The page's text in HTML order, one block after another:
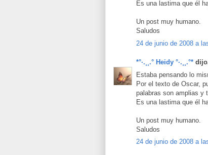
Es una lastima que él
Un post muy humano.
Saludos
24 de junio de 2008 a
*°·.¸¸.° Heidy °·.¸¸.°*
Estaba pensando lo
Por el texto de Oscar,
palabras son amplias y
Es una lastima que él
Un post muy humano.
Saludos
24 de junio de 2008 a